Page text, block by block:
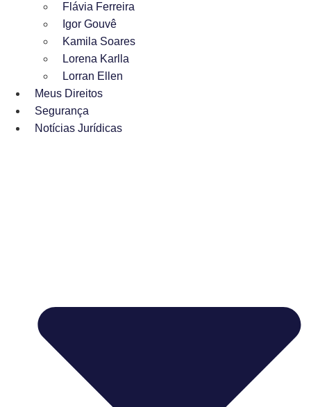
Flávia Ferreira
Igor Gouvê
Kamila Soares
Lorena Karlla
Lorran Ellen
Meus Direitos
Segurança
Notícias Jurídicas